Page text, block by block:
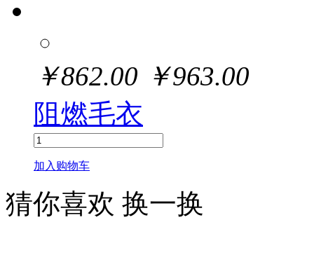
￥862.00 ￥963.00
阻燃毛衣
加入购物车
猜你喜欢 换一换